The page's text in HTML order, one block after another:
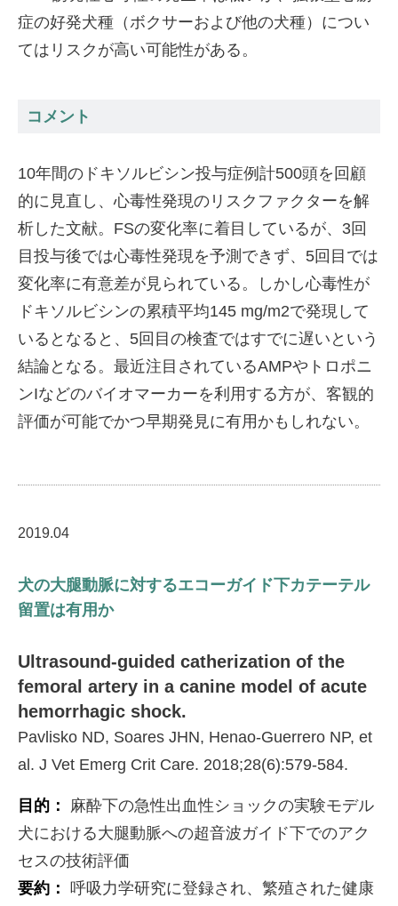
症の好発犬種（ボクサーおよび他の犬種）につい
てはリスクが高い可能性がある。
コメント
10年間のドキソルビシン投与症例計500頭を回顧
的に見直し、心毒性発現のリスクファクターを解
析した文献。FSの変化率に着目しているが、3回
目投与後では心毒性発現を予測できず、5回目では
変化率に有意差が見られている。しかし心毒性が
ドキソルビシンの累積平均145 mg/m2で発現して
いるとなると、5回目の検査ではすでに遅いという
結論となる。最近注目されているAMPやトロポニ
ンIなどのバイオマーカーを利用する方が、客観的
評価が可能でかつ早期発見に有用かもしれない。
2019.04
犬の大腿動脈に対するエコーガイド下カテーテル
留置は有用か
Ultrasound-guided catherization of the
femoral artery in a canine model of acute
hemorrhagic shock.
Pavlisko ND, Soares JHN, Henao-Guerrero NP, et
al. J Vet Emerg Crit Care. 2018;28(6):579-584.
目的：
麻酔下の急性出血性ショックの実験モデル
犬における大腿動脈への超音波ガイド下でのアク
セスの技術評価
要約： 呼吸力学研究に登録され、繁殖された健康